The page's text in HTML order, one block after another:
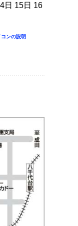
日 15日 16
コンの説明